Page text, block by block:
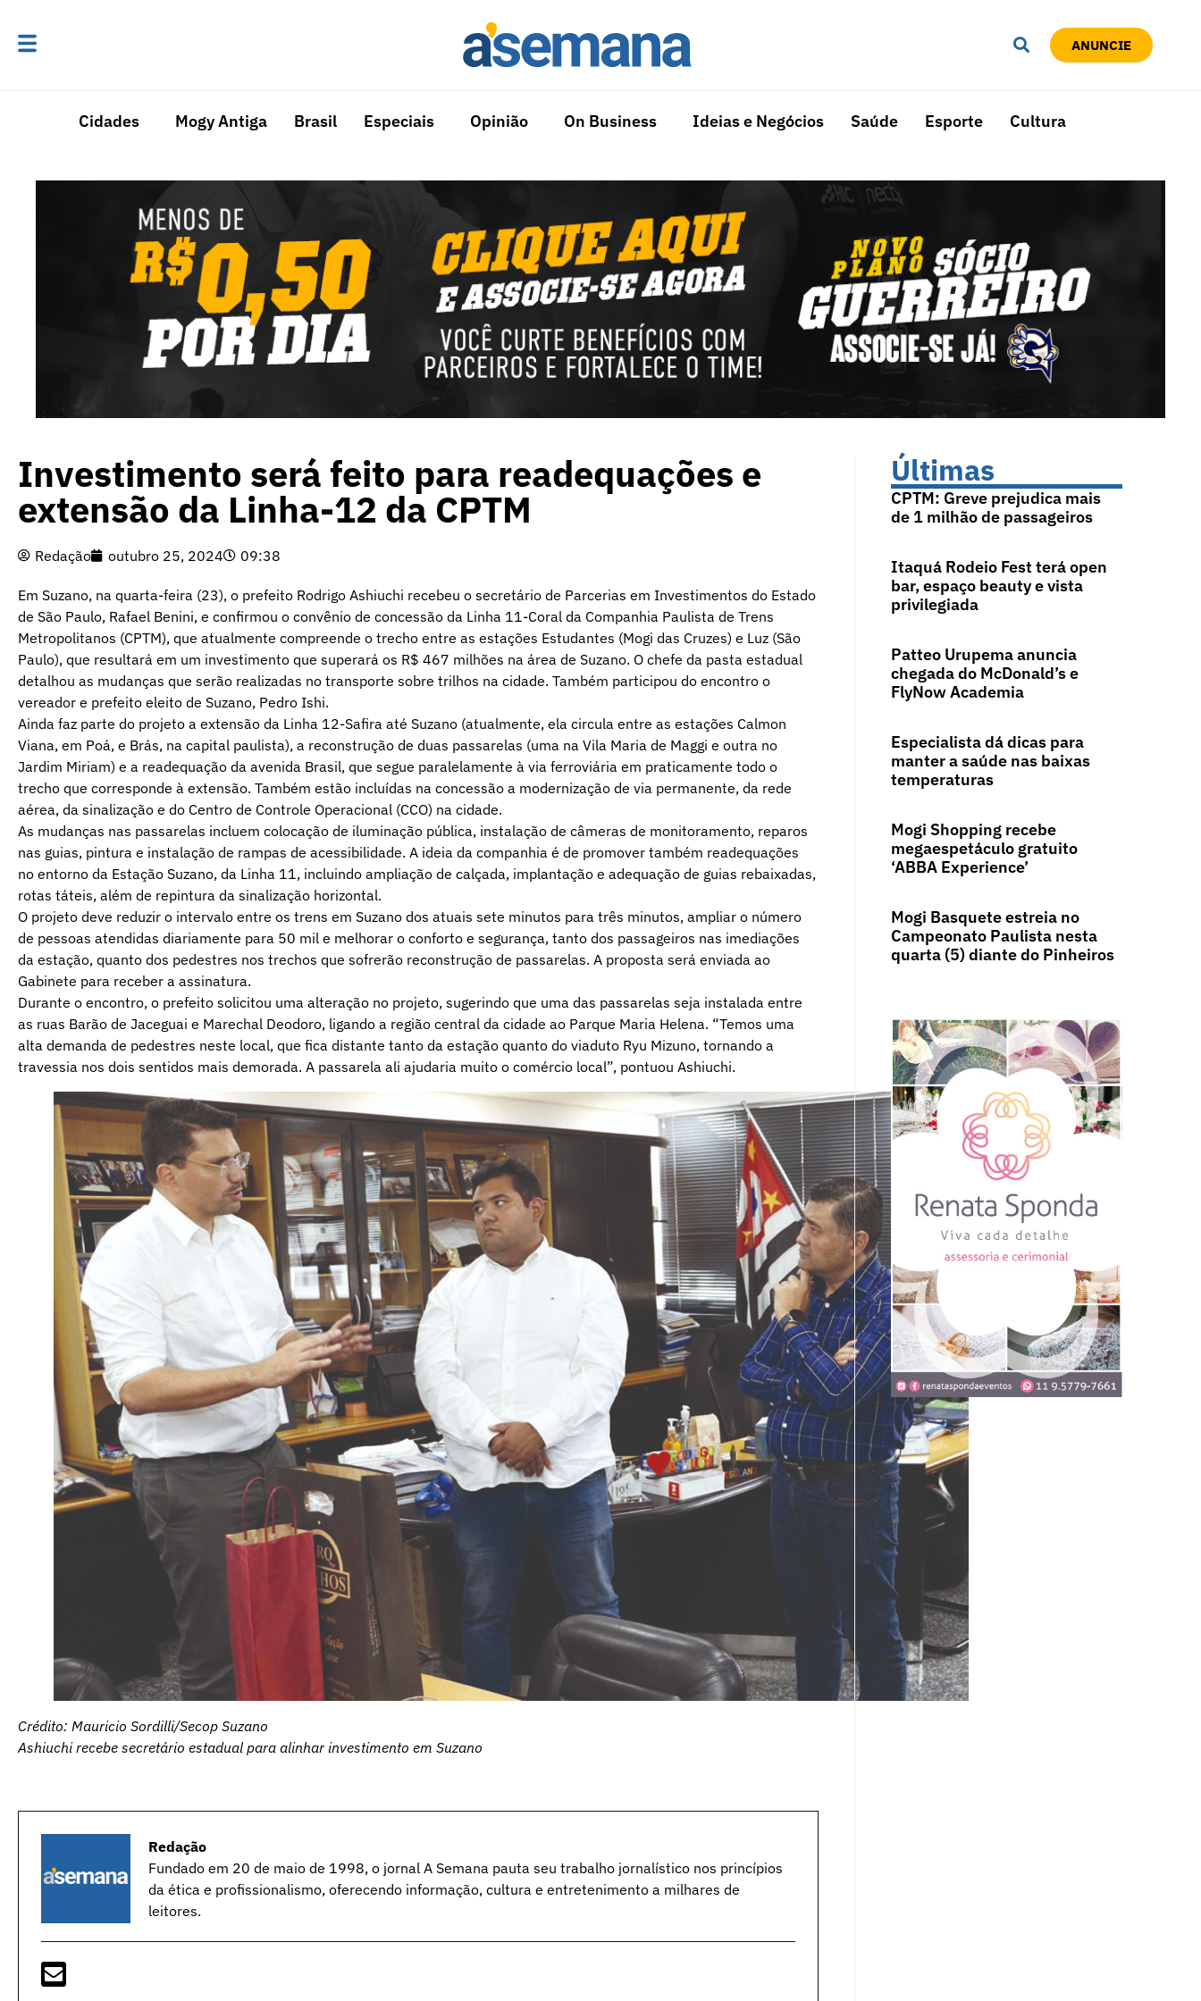
ANUNCIE
Cidades Mogy Antiga Brasil Especiais Opinião On Business Ideias e Negócios Saúde Esporte Cultura
Investimento será feito para readequações e
extensão da Linha-12 da CPTM
Redação outubro 25, 2024 09:38
Em Suzano, na quarta-feira (23), o prefeito Rodrigo Ashiuchi recebeu o secretário de Parcerias em Investimentos do Estado
de São Paulo, Rafael Benini, e confirmou o convênio de concessão da Linha 11-Coral da Companhia Paulista de Trens
Metropolitanos (CPTM), que atualmente compreende o trecho entre as estações Estudantes (Mogi das Cruzes) e Luz (São
Paulo), que resultará em um investimento que superará os R$ 467 milhões na área de Suzano. O chefe da pasta estadual
detalhou as mudanças que serão realizadas no transporte sobre trilhos na cidade. Também participou do encontro o
vereador e prefeito eleito de Suzano, Pedro Ishi.
Ainda faz parte do projeto a extensão da Linha 12-Safira até Suzano (atualmente, ela circula entre as estações Calmon
Viana, em Poá, e Brás, na capital paulista), a reconstrução de duas passarelas (uma na Vila Maria de Maggi e outra no
Jardim Miriam) e a readequação da avenida Brasil, que segue paralelamente à via ferroviária em praticamente todo o
trecho que corresponde à extensão. Também estão incluídas na concessão a modernização de via permanente, da rede
aérea, da sinalização e do Centro de Controle Operacional (CCO) na cidade.
As mudanças nas passarelas incluem colocação de iluminação pública, instalação de câmeras de monitoramento, reparos
nas guias, pintura e instalação de rampas de acessibilidade. A ideia da companhia é de promover também readequações
no entorno da Estação Suzano, da Linha 11, incluindo ampliação de calçada, implantação e adequação de guias rebaixadas,
rotas táteis, além de repintura da sinalização horizontal.
O projeto deve reduzir o intervalo entre os trens em Suzano dos atuais sete minutos para três minutos, ampliar o número
de pessoas atendidas diariamente para 50 mil e melhorar o conforto e segurança, tanto dos passageiros nas imediações
da estação, quanto dos pedestres nos trechos que sofrerão reconstrução de passarelas. A proposta será enviada ao
Gabinete para receber a assinatura.
Durante o encontro, o prefeito solicitou uma alteração no projeto, sugerindo que uma das passarelas seja instalada entre
as ruas Barão de Jaceguai e Marechal Deodoro, ligando a região central da cidade ao Parque Maria Helena. “Temos uma
alta demanda de pedestres neste local, que fica distante tanto da estação quanto do viaduto Ryu Mizuno, tornando a
travessia nos dois sentidos mais demorada. A passarela ali ajudaria muito o comércio local”, pontuou Ashiuchi.
Crédito: Mauricio Sordilli/Secop Suzano
Ashiuchi recebe secretário estadual para alinhar investimento em Suzano
Redação
Fundado em 20 de maio de 1998, o jornal A Semana pauta seu trabalho jornalístico nos princípios
da ética e profissionalismo, oferecendo informação, cultura e entretenimento a milhares de
leitores.
Últimas
CPTM: Greve prejudica mais
de 1 milhão de passageiros
Itaquá Rodeio Fest terá open
bar, espaço beauty e vista
privilegiada
Patteo Urupema anuncia
chegada do McDonald’s e
FlyNow Academia
Especialista dá dicas para
manter a saúde nas baixas
temperaturas
Mogi Shopping recebe
megaespetáculo gratuito
‘ABBA Experience’
Mogi Basquete estreia no
Campeonato Paulista nesta
quarta (5) diante do Pinheiros